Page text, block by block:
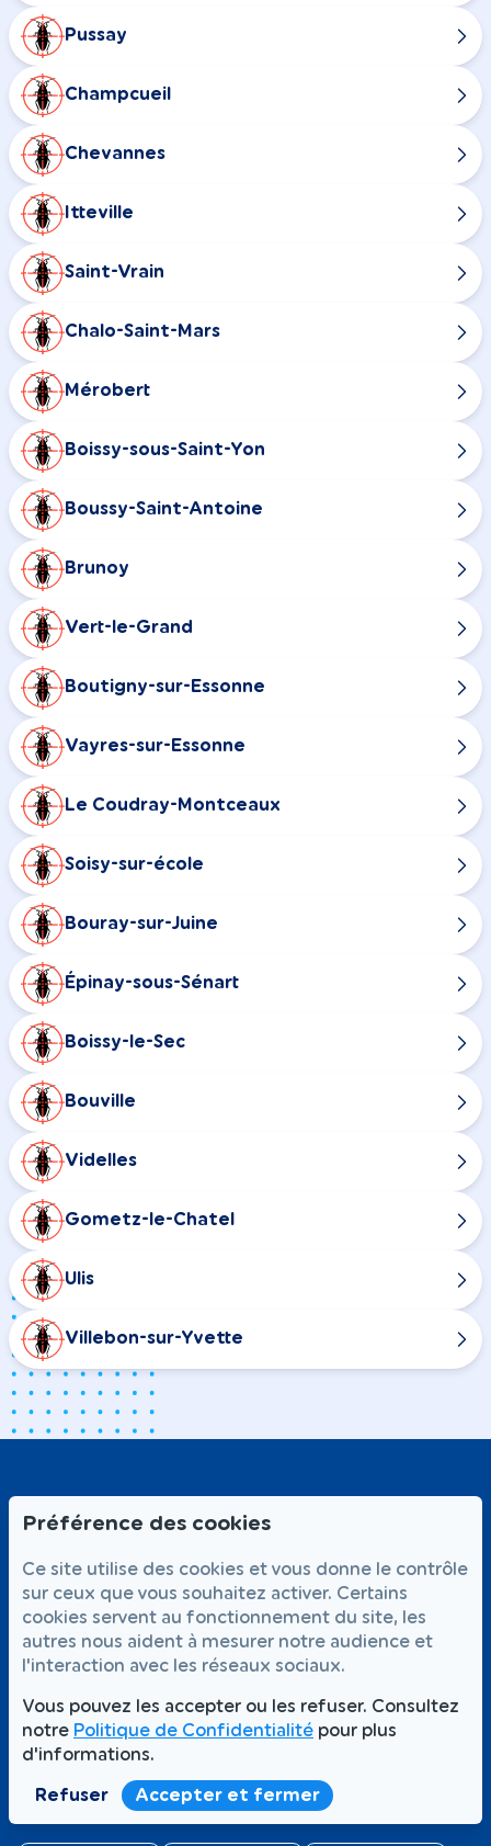
Pussay
Champcueil
Chevannes
Itteville
Saint-Vrain
Chalo-Saint-Mars
Mérobert
Boissy-sous-Saint-Yon
Boussy-Saint-Antoine
Brunoy
Vert-le-Grand
Boutigny-sur-Essonne
Vayres-sur-Essonne
Le Coudray-Montceaux
Soisy-sur-école
Bouray-sur-Juine
Épinay-sous-Sénart
Boissy-le-Sec
Bouville
Videlles
Gometz-le-Chatel
Ulis
Villebon-sur-Yvette
NOS SERVICES
Désinsectisation
L'ENTREPRISE
Qui sommes-nous
FAQ
Préférence des cookies
Ce site utilise des cookies et vous donne le contrôle
sur ceux que vous souhaitez activer. Certains
cookies servent au fonctionnement du site, les
autres nous aident à mesurer notre audience et
l'interaction avec les réseaux sociaux.
Vous pouvez les accepter ou les refuser. Consultez
notre Politique de Confidentialité pour plus
d'informations.
Refuser Accepter et fermer